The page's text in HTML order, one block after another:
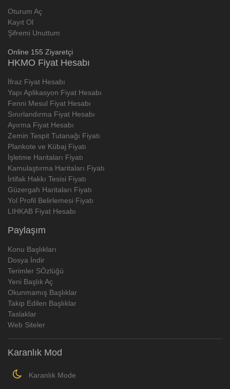
Oturum Aç
Kayıt Ol
Şifremi Unuttum
Online 155 Ziyaretçi
HKMO Fiyat Hesabı
İfraz Fiyat Hesabı
Yapı Aplikasyon Fiyat Hesabı
Fenni Mesul Fiyat Hesabı
Sınırlandırma Fiyat Hesabı
Ayırma Fiyat Hesabı
Zemin Tespit Tutanağı Fiyatı
Plankote ve Kübaj Fiyatı
İşletme Haritaları Fiyatı
Kamulaştırma Haritaları Fiyatı
İrtifak Hakkı Tesisi Fiyatı
Güzergah Haritaları Fiyatı
Yol Profil Belirlemesi Fiyatı
LIHKAB Fiyat Hesabı
Paylaşım
Konu Başlıkları
Dosya İndir
Terimler SÖzlüğü
Yeni Başlık Aç
Okunmamış Başlıklar
Takip Edilen Başlıklar
Taslaklar
Web Siteler
Karanlık Mod
Karanlık Mode